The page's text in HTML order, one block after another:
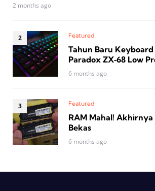
2 months ago
Featured
Tahun Baru
Paradox ZX‑68 Low
6 months ago
Featured
RAM Mahal! Akhirnya
Bekas
6 months ago